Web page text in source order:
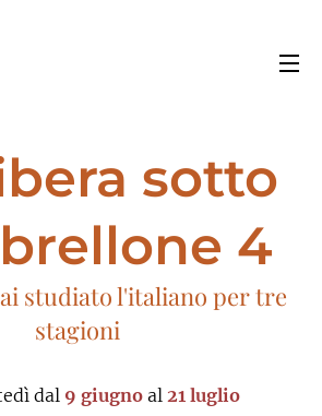
sotto
4
studiato l'italiano per tre
stagioni
dal 9 giugnoal 21 luglio